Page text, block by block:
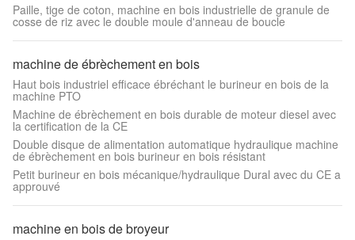
Paille, tige de coton, machine en bois industrielle de granule de
cosse de riz avec le double moule d'anneau de boucle
machine de ébrèchement en bois
Haut bois industriel efficace ébréchant le burineur en bois de la
machine PTO
Machine de ébrèchement en bois durable de moteur diesel avec
la certification de la CE
Double disque de alimentation automatique hydraulique machine
de ébrèchement en bois burineur en bois résistant
Petit burineur en bois mécanique/hydraulique Dural avec du CE a
approuvé
machine en bois de broyeur